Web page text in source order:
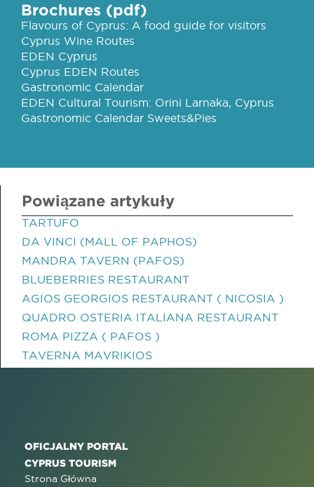
Brochures (pdf)
Flavours of Cyprus: A food guide for visitors
Cyprus Wine Routes
EDEN Cyprus
Cyprus EDEN Routes
Gastronomic Calendar
EDEN Cultural Tourism: Orini Larnaka, Cyprus
Gastronomic Calendar Sweets&Pies
Powiązane artykuły
TARTUFO
DA VINCI (MALL OF PAPHOS)
MANDRA TAVERN (PAFOS)
BLUEBERRIES RESTAURANT
AGIOS GEORGIOS RESTAURANT ( NICOSIA )
QUADRO OSTERIA ITALIANA RESTAURANT
ROMA PIZZA ( PAFOS )
TAVERNA MAVRIKIOS
OFICJALNY PORTAL
CYPRUS TOURISM
Strona Główna